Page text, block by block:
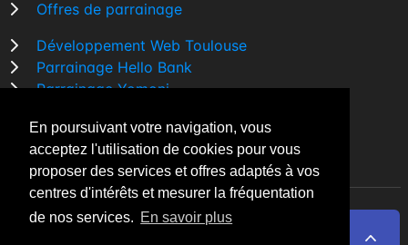
En poursuivant votre navigation, vous
acceptez l'utilisation de cookies pour vous
proposer des services et offres adaptés à vos
centres d'intérêts et mesurer la fréquentation
de nos services. En savoir plus
Offres de parrainage
Développement Web Toulouse
Parrainage Hello Bank
Parrainage Yomoni
Comparatif banque
By Night v5.7.3| © 2026 - Tous droits réservés